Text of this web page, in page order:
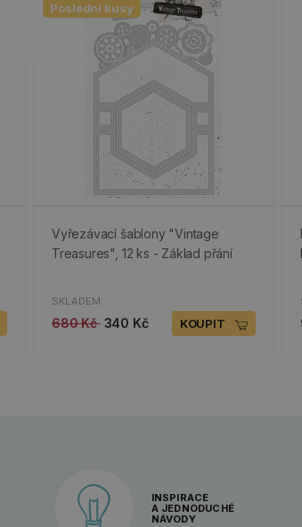
Poslední kusy
Vyřezávací šablony "Vintage
Treasures", 12 ks - Základ přání
SKLADEM
680 Kč 340 Kč KOUPIT
INSPIRACE
A JEDNODUCHÉ
NÁVODY